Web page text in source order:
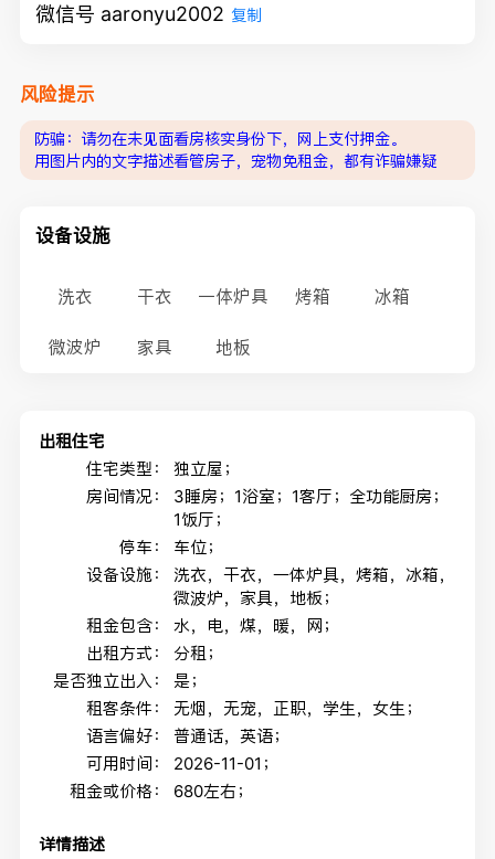
微信号 aaronyu2002 复制
风险提示
防骗：请勿在未见面看房核实身份下，网上支付押金。
用图片内的文字描述看管房子，宠物免租金，都有诈骗嫌疑
设备设施
洗衣 干衣 一体炉具 烤箱 冰箱
微波炉 家具 地板
出租住宅
住宅类型：
独立屋；
房间情况：
3睡房；1浴室；1客厅；全功能厨房；
1饭厅；
停车：
车位；
设备设施：
洗衣，干衣，一体炉具，烤箱，冰箱，
微波炉，家具，地板；
租金包含：
水，电，煤，暖，网；
出租方式：
分租；
是否独立出入：
是；
租客条件：
无烟，无宠，正职，学生，女生；
语言偏好：
普通话，英语；
可用时间：
2026-11-01；
租金或价格：
680左右；
详情描述